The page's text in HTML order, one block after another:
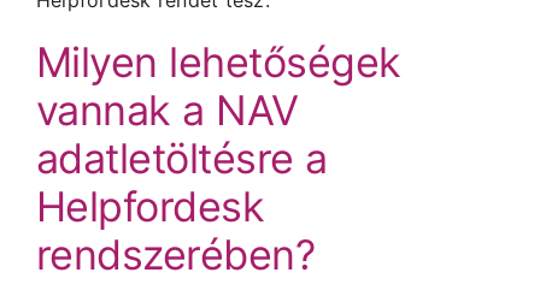
Készletnyilvántartó
Tárgyalófoglaló
Árak és vásárlás
Milyen lehetőségek
vannak a NAV
adatletöltésre a
Helpfordesk
rendszerében?